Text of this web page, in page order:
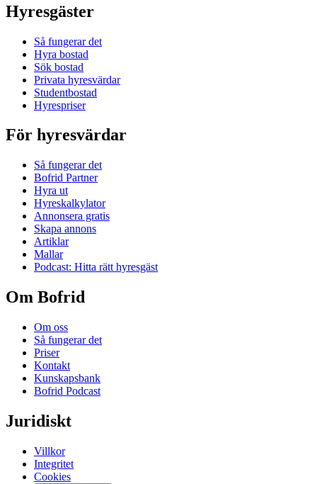
Hyresgäster
Så fungerar det
Hyra bostad
Sök bostad
Privata hyresvärdar
Studentbostad
Hyrespriser
För hyresvärdar
Så fungerar det
Bofrid Partner
Hyra ut
Hyreskalkylator
Annonsera gratis
Skapa annons
Artiklar
Mallar
Podcast: Hitta rätt hyresgäst
Om Bofrid
Om oss
Så fungerar det
Priser
Kontakt
Kunskapsbank
Bofrid Podcast
Juridiskt
Villkor
Integritet
Cookies